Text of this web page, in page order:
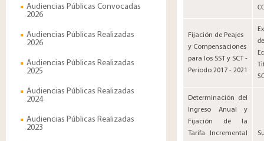
​Fijación de Peajes
y Compensaciones
para los SST y SCT -
Periodo 2017 - 2021​
Determinación del
Ingreso Anual y
Fijación de la
Tarifa Incremental
Audiencias Públicas Convocadas
2026
Audiencias Públicas Realizadas
2026
Audiencias Públicas Realizadas
2025
Audiencias Públicas Realizadas
2024
Audiencias Públicas Realizadas
2023